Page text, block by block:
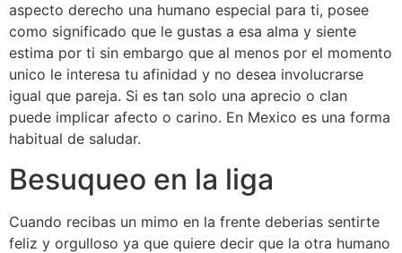
aspecto derecho una humano especial para ti, posee
como significado que le gustas a esa alma y siente
estima por ti sin embargo que al menos por el momento
unico le interesa tu afinidad y no desea involucrarse
igual que pareja. Si es tan solo una aprecio o clan
puede implicar afecto o carino. En Mexico es una forma
habitual de saludar.
Besuqueo en la liga
Cuando recibas un mimo en la frente deberias sentirte
feliz y orgulloso ya que quiere decir que la otra humano